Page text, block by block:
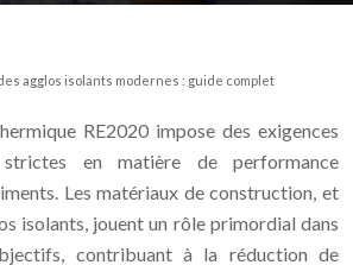
agglos isolants modernes : guide complet
RE2020 impose des exigences
en matière de performance
Les matériaux de construction, et
isolants, jouent un rôle primordial dans
contribuant à la réduction de